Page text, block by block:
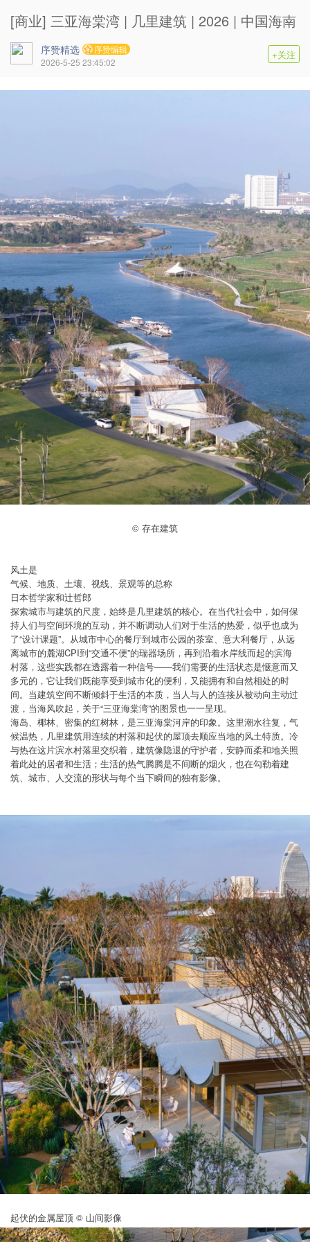
[商业] 三亚海棠湾 | 几里建筑 | 2026 | 中国海南
序赞精选
序赞编辑
2026-5-25 23:45:02
+关注
© 存在建筑
风土是
气候、地质、土壤、视线、景观等的总称
日本哲学家和辻哲郎
探索城市与建筑的尺度，始终是几里建筑的核心。在当代社会中，如何保
持人们与空间环境的互动，并不断调动人们对于生活的热爱，似乎也成为
了“设计课题”。从城市中心的餐厅到城市公园的茶室、意大利餐厅，从远
离城市的麓湖CPI到“交通不便”的瑞器场所，再到沿着水岸线而起的滨海
村落，这些实践都在透露着一种信号——我们需要的生活状态是惬意而又
多元的，它让我们既能享受到城市化的便利，又能拥有和自然相处的时
间。当建筑空间不断倾斜于生活的本质，当人与人的连接从被动向主动过
渡，当海风吹起，关于“三亚海棠湾”的图景也一一呈现。
海岛、椰林、密集的红树林，是三亚海棠河岸的印象。这里潮水往复，气
候温热，几里建筑用连续的村落和起伏的屋顶去顺应当地的风土特质。冷
与热在这片滨水村落里交织着，建筑像隐退的守护者，安静而柔和地关照
着此处的居者和生活；生活的热气腾腾是不间断的烟火，也在勾勒着建
筑、城市、人交流的形状与每个当下瞬间的独有影像。
起伏的金属屋顶 © 山间影像